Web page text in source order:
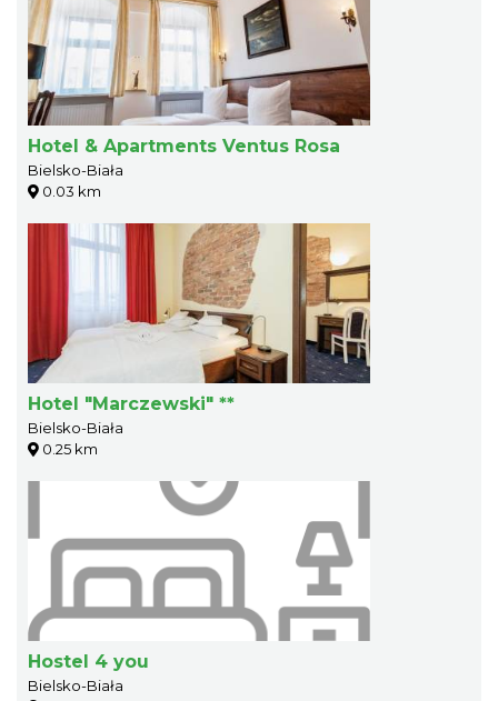
Hotel & Apartments Ventus Rosa
Bielsko-Biała
0.03 km
Hotel "Marczewski" **
Bielsko-Biała
0.25 km
Hostel 4 you
Bielsko-Biała